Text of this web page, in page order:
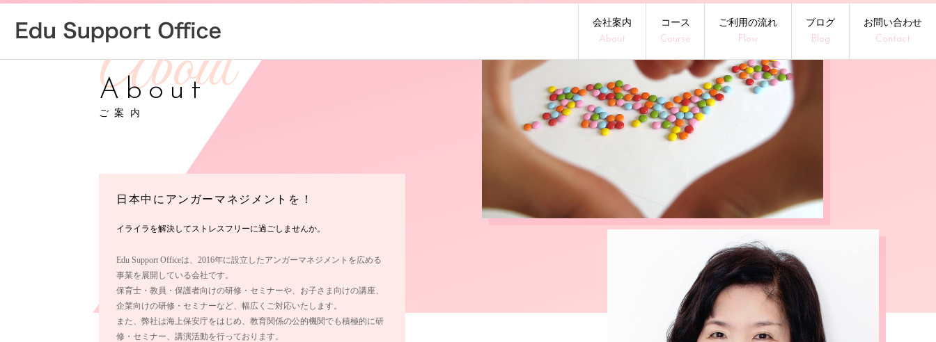
会社案内
About
コース
Course
ご利用の流れ
Flow
ブログ
Blog
お問い合わせ
Contact
About
ご案内
日本中にアンガーマネジメントを！
イライラを解決してストレスフリーに過ごしませんか。
Edu Support Officeは、2016年に設立したアンガーマネジメントを広める
事業を展開している会社です。
保育士・教員・保護者向けの研修・セミナーや、お子さま向けの講座、
企業向けの研修・セミナーなど、幅広くご対応いたします。
また、弊社は海上保安庁をはじめ、教育関係の公的機関でも積極的に研
修・セミナー、講演活動を行っております。